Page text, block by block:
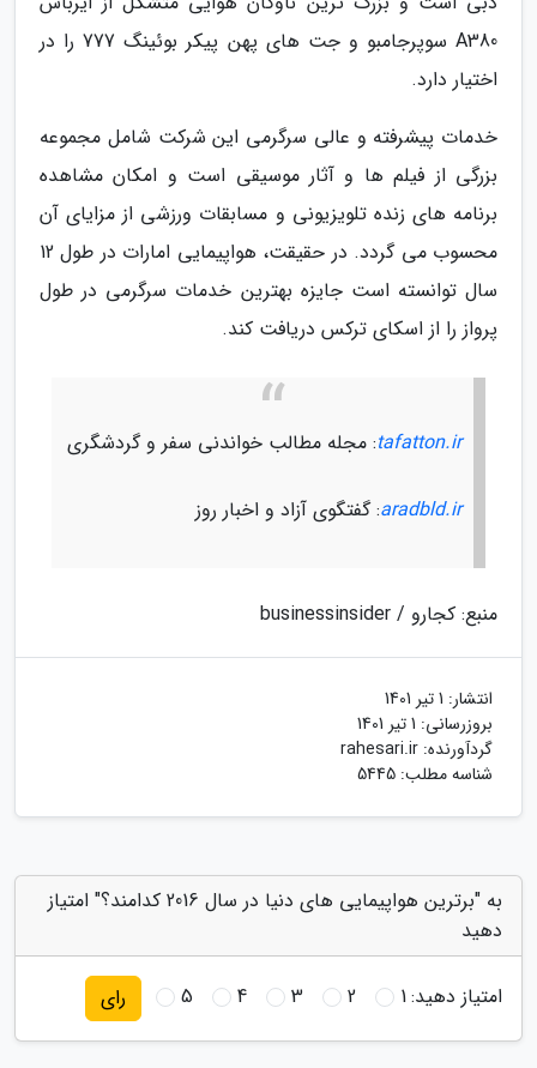
A380 سوپرجامبو و جت های پهن پیکر بوئینگ 777 را در
اختیار دارد.
خدمات پیشرفته و عالی سرگرمی این شرکت شامل مجموعه
بزرگی از فیلم ها و آثار موسیقی است و امکان مشاهده
برنامه های زنده تلویزیونی و مسابقات ورزشی از مزایای آن
محسوب می گردد. در حقیقت، هواپیمایی امارات در طول 12
سال توانسته است جایزه بهترین خدمات سرگرمی در طول
پرواز را از اسکای ترکس دریافت کند.
tafatton.ir: مجله مطالب خواندنی سفر و گردشگری
aradbld.ir: گفتگوی آزاد و اخبار روز
منبع: کجارو / businessinsider
انتشار: 1 تیر 1401
بروزرسانی: 1 تیر 1401
گردآورنده: rahesari.ir
شناسه مطلب: 5445
به "برترین هواپیمایی های دنیا در سال 2016 کدامند؟" امتیاز
دهید
امتیاز دهید:1
2
3
4
5 رای